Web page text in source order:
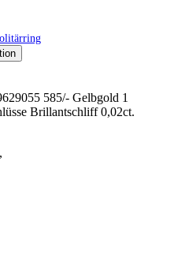
585/- Gelbgold 1
Brillantschliff 0,02ct.